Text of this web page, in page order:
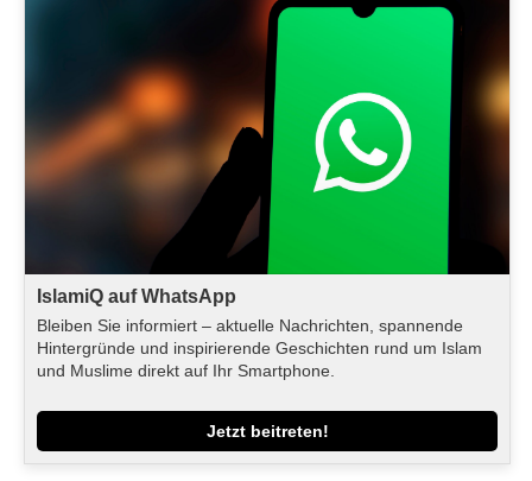
IslamiQ auf WhatsApp
Bleiben Sie informiert – aktuelle Nachrichten, spannende
Hintergründe und inspirierende Geschichten rund um Islam
und Muslime direkt auf Ihr Smartphone.
Jetzt beitreten!